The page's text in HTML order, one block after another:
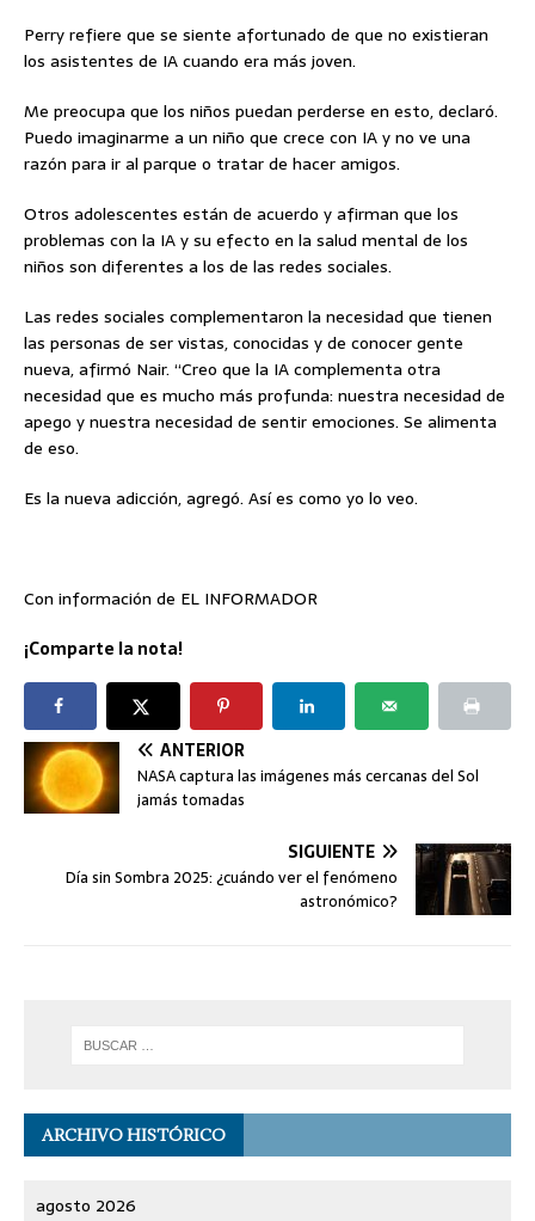
Perry refiere que se siente afortunado de que no existieran
los asistentes de IA cuando era más joven.
Me preocupa que los niños puedan perderse en esto, declaró.
Puedo imaginarme a un niño que crece con IA y no ve una
razón para ir al parque o tratar de hacer amigos.
Otros adolescentes están de acuerdo y afirman que los
problemas con la IA y su efecto en la salud mental de los
niños son diferentes a los de las redes sociales.
Las redes sociales complementaron la necesidad que tienen
las personas de ser vistas, conocidas y de conocer gente
nueva, afirmó Nair. “Creo que la IA complementa otra
necesidad que es mucho más profunda: nuestra necesidad de
apego y nuestra necesidad de sentir emociones. Se alimenta
de eso.
Es la nueva adicción, agregó. Así es como yo lo veo.
Con información de EL INFORMADOR
¡Comparte la nota!
ANTERIOR
NASA captura las imágenes más cercanas del Sol
jamás tomadas
SIGUIENTE
Día sin Sombra 2025: ¿cuándo ver el fenómeno
astronómico?
ARCHIVO HISTÓRICO
agosto 2026